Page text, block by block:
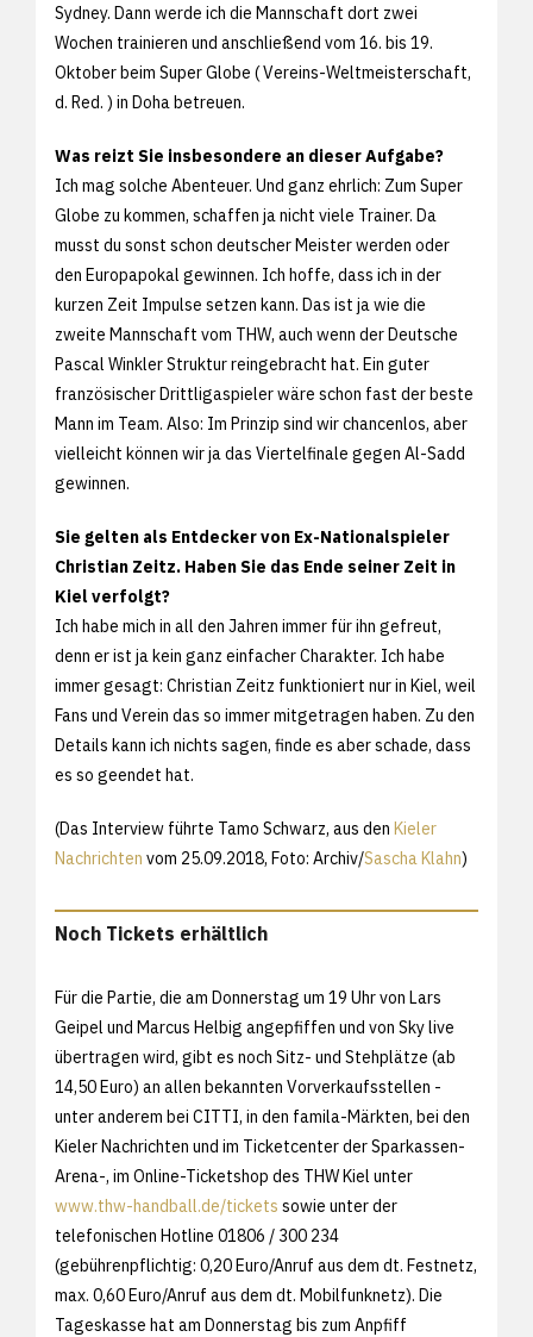
Sydney. Dann werde ich die Mannschaft dort zwei
Wochen trainieren und anschließend vom 16. bis 19.
Oktober beim Super Globe ( Vereins-Weltmeisterschaft,
d. Red. ) in Doha betreuen.
Was reizt Sie insbesondere an dieser Aufgabe?
Ich mag solche Abenteuer. Und ganz ehrlich: Zum Super
Globe zu kommen, schaffen ja nicht viele Trainer. Da
musst du sonst schon deutscher Meister werden oder
den Europapokal gewinnen. Ich hoffe, dass ich in der
kurzen Zeit Impulse setzen kann. Das ist ja wie die
zweite Mannschaft vom THW, auch wenn der Deutsche
Pascal Winkler Struktur reingebracht hat. Ein guter
französischer Drittligaspieler wäre schon fast der beste
Mann im Team. Also: Im Prinzip sind wir chancenlos, aber
vielleicht können wir ja das Viertelfinale gegen Al-Sadd
gewinnen.
Sie gelten als Entdecker von Ex-Nationalspieler
Christian Zeitz. Haben Sie das Ende seiner Zeit in
Kiel verfolgt?
Ich habe mich in all den Jahren immer für ihn gefreut,
denn er ist ja kein ganz einfacher Charakter. Ich habe
immer gesagt: Christian Zeitz funktioniert nur in Kiel, weil
Fans und Verein das so immer mitgetragen haben. Zu den
Details kann ich nichts sagen, finde es aber schade, dass
es so geendet hat.
(Das Interview führte Tamo Schwarz, aus den Kieler
Nachrichten vom 25.09.2018, Foto: Archiv/Sascha Klahn)
Noch Tickets erhältlich
Für die Partie, die am Donnerstag um 19 Uhr von Lars
Geipel und Marcus Helbig angepfiffen und von Sky live
übertragen wird, gibt es noch Sitz- und Stehplätze (ab
14,50 Euro) an allen bekannten Vorverkaufsstellen -
unter anderem bei CITTI, in den famila-Märkten, bei den
Kieler Nachrichten und im Ticketcenter der Sparkassen-
Arena-, im Online-Ticketshop des THW Kiel unter
www.thw-handball.de/tickets sowie unter der
telefonischen Hotline 01806 / 300 234
(gebührenpflichtig: 0,20 Euro/Anruf aus dem dt. Festnetz,
max. 0,60 Euro/Anruf aus dem dt. Mobilfunknetz). Die
Tageskasse hat am Donnerstag bis zum Anpfiff